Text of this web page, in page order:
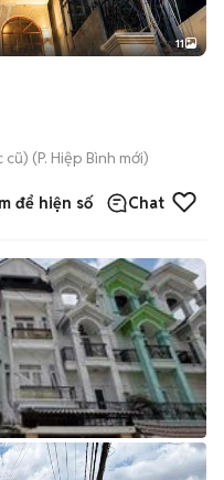
+2
11
cũ) (P. Hiệp Bình mới)
để hiện số Chat